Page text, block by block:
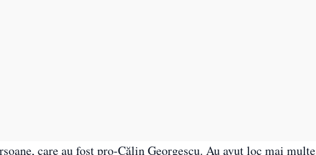
care au fost pro-Călin Georgescu. Au avut loc mai multe